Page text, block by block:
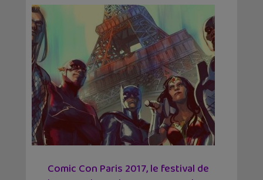
Comic Con Paris 2017, le festival de